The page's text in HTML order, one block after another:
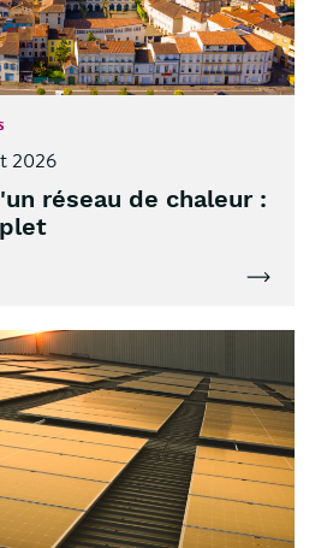
2026
réseau de chaleur :
Lire